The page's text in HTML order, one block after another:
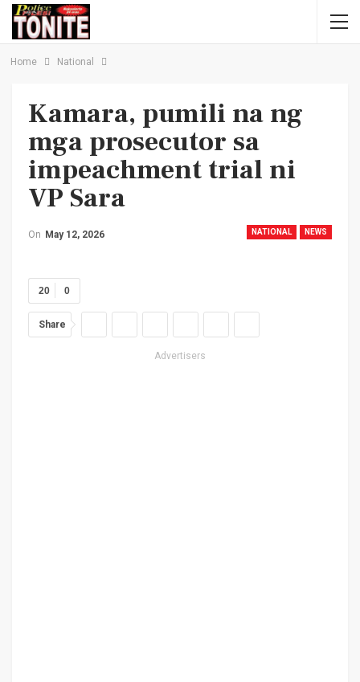
Home National
Kamara, pumili na ng
mga prosecutor sa
impeachment trial ni
VP Sara
NATIONAL NEWS
On May 12, 2026
0
20
Share
Advertisers